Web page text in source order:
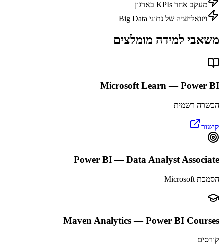
מעקב אחר KPIs בארגון
ויזואליזציה של נתוני Big Data
משאבי למידה מומלצים
Microsoft Learn — Power BI
הכשרה רשמית
קישור
Power BI — Data Analyst Associate
הסמכת Microsoft
Maven Analytics — Power BI Courses
קורסים